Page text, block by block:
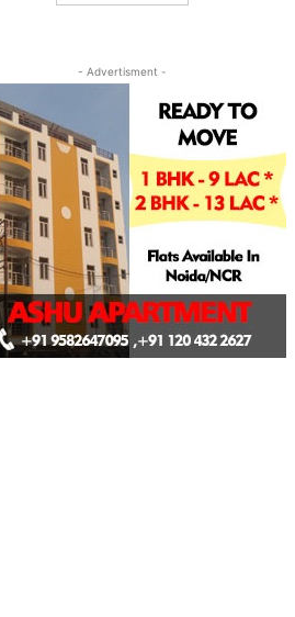
- Advertisment -